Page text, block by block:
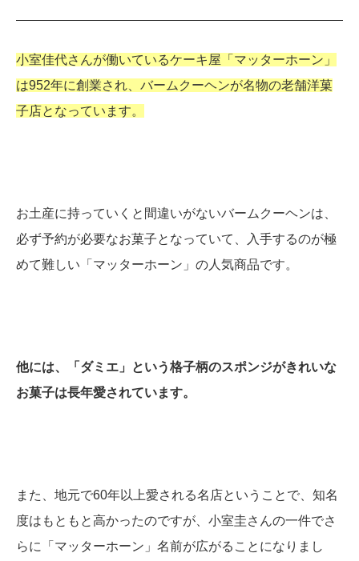
小室佳代さんが働いているケーキ屋「マッターホーン」
は952年に創業され、バームクーヘンが名物の老舗洋菓
子店となっています。
お土産に持っていくと間違いがないバームクーヘンは、
必ず予約が必要なお菓子となっていて、入手するのが極
めて難しい「マッターホーン」の人気商品です。
他には、「ダミエ」という格子柄のスポンジがきれいな
お菓子は長年愛されています。
また、地元で60年以上愛される名店ということで、知名
度はもともと高かったのですが、小室圭さんの一件でさ
らに「マッターホーン」名前が広がることになりまし